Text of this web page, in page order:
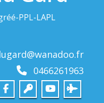
PPL-LAPL
0466261963